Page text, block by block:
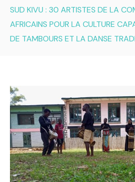
Nous
A propos
Projets
Success Story
Santé
Politique
Technologies
Emissions
Opportunités
SUD KIVU : 30 ARTISTES DE LA
AFRICAINS POUR LA CULTURE
DE TAMBOURS ET LA DANSE